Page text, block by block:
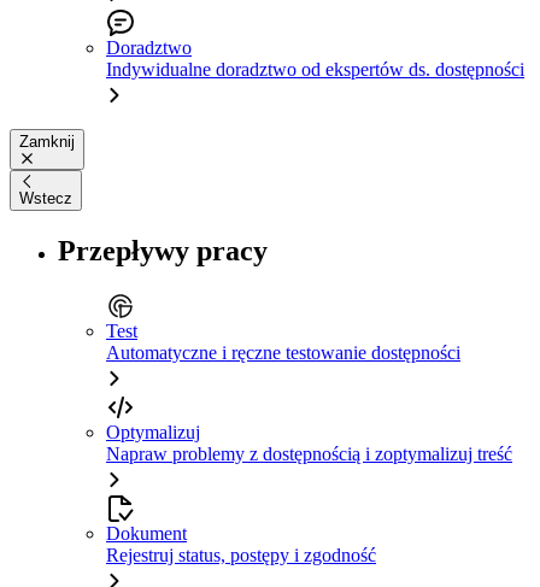
Doradztwo
Indywidualne doradztwo od ekspertów ds. dostępności
Zamknij
Wstecz
Przepływy pracy
Test
Automatyczne i ręczne testowanie dostępności
Optymalizuj
Napraw problemy z dostępnością i zoptymalizuj treść
Dokument
Rejestruj status, postępy i zgodność